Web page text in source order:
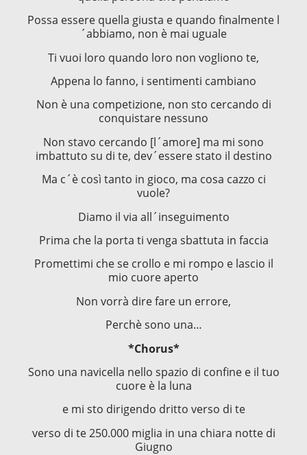
Possa essere quella giusta e quando finalmente l
´abbiamo, non è mai uguale
Ti vuoi loro quando loro non vogliono te,
Appena lo fanno, i sentimenti cambiano
Non è una competizione, non sto cercando di
conquistare nessuno
Non stavo cercando [l´amore] ma mi sono
imbattuto su di te, dev´essere stato il destino
Ma c´è così tanto in gioco, ma cosa cazzo ci
vuole?
Diamo il via all´inseguimento
Prima che la porta ti venga sbattuta in faccia
Promettimi che se crollo e mi rompo e lascio il
mio cuore aperto
Non vorrà dire fare un errore,
Perchè sono una…
*Chorus*
Sono una navicella nello spazio di confine e il tuo
cuore è la luna
e mi sto dirigendo dritto verso di te
verso di te 250.000 miglia in una chiara notte di
Giugno